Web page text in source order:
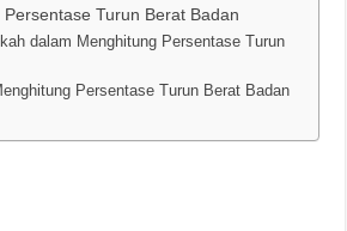
Turun Berat Badan
dalam Menghitung Persentase Turun
Persentase Turun Berat Badan